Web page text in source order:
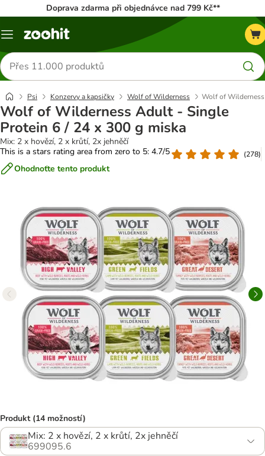
Doprava zdarma při objednávce nad 799 Kč**
Menu
Hledat
produkty
Psi Konzervy a kapsičky Wolf of Wilderness Wolf of
Wolf of Wilderness Adult - Single
Protein 6 / 24 x 300 g miska
Mix: 2 x hovězí, 2 x krůtí, 2x jehněčí
This is a stars rating area from zero to 5: 4.7/5
(278)
Ohodnoťte tento produkt
Produkt (14 možností)
Mix: 2 x hovězí, 2 x krůtí, 2x jehněčí
699095.6